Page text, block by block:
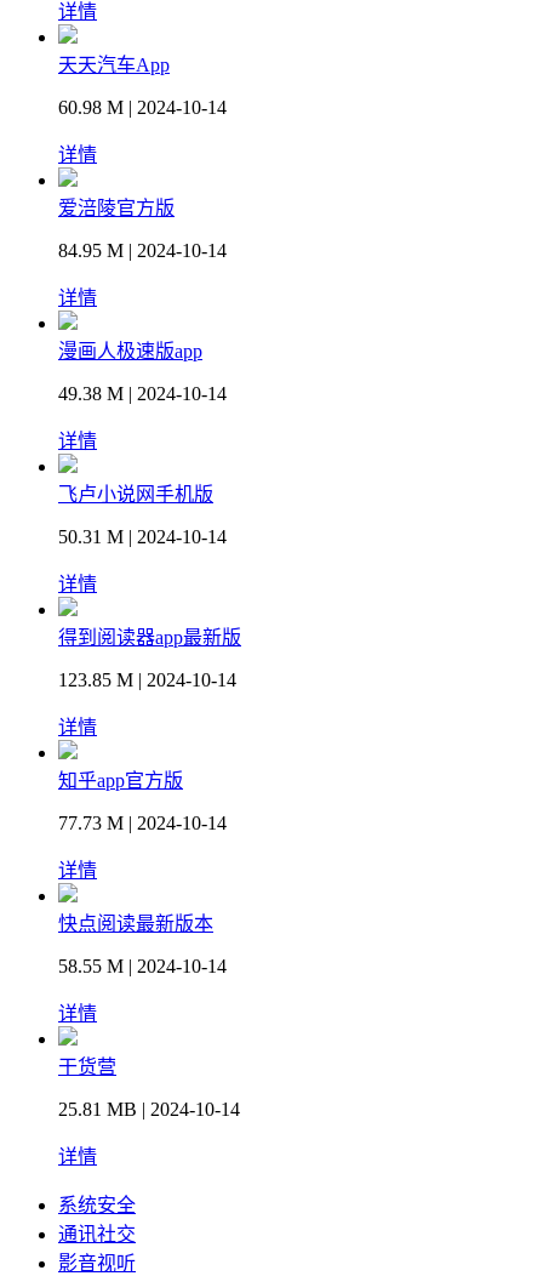
详情
天天汽车App
60.98 M | 2024-10-14
详情
爱涪陵官方版
84.95 M | 2024-10-14
详情
漫画人极速版app
49.38 M | 2024-10-14
详情
飞卢小说网手机版
50.31 M | 2024-10-14
详情
得到阅读器app最新版
123.85 M | 2024-10-14
详情
知乎app官方版
77.73 M | 2024-10-14
详情
快点阅读最新版本
58.55 M | 2024-10-14
详情
干货营
25.81 MB | 2024-10-14
详情
系统安全
通讯社交
影音视听